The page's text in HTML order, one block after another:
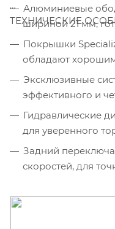
Алюминиевые
шириной 21 мм,
Покрышки
обладают
Эксклюзивные
эффективного и
Гидравлические
для уверенного
Задний
скоростей, для
ТЕХНИЧЕСКИЕ